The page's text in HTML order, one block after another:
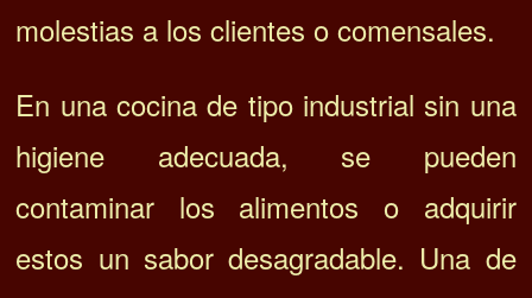
molestias a los clientes o comensales.
En una cocina de tipo industrial sin una
higiene adecuada, se pueden
contaminar los alimentos o adquirir
estos un sabor desagradable. Una de